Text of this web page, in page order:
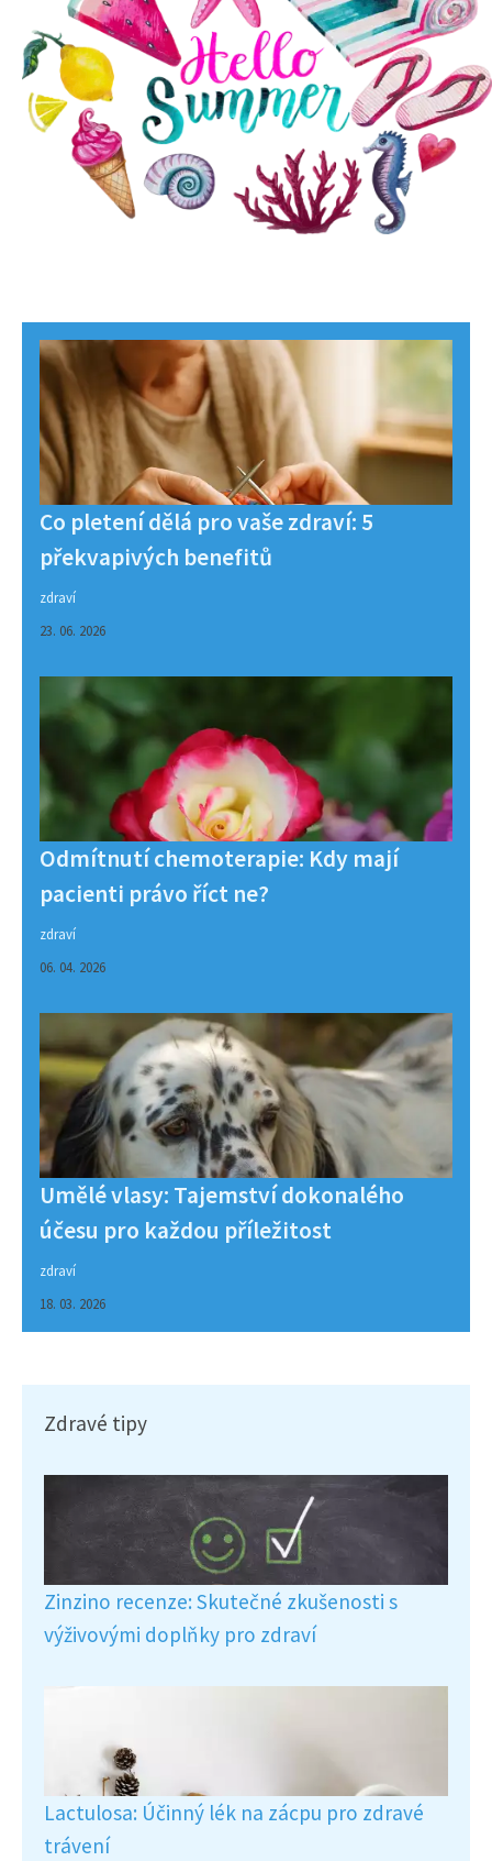
Co pletení dělá pro vaše zdraví: 5
překvapivých benefitů
zdraví
23. 06. 2026
Odmítnutí chemoterapie: Kdy mají
pacienti právo říct ne?
zdraví
06. 04. 2026
Umělé vlasy: Tajemství dokonalého
účesu pro každou příležitost
zdraví
18. 03. 2026
Zdravé tipy
Zinzino recenze: Skutečné zkušenosti s
výživovými doplňky pro zdraví
Lactulosa: Účinný lék na zácpu pro zdravé
trávení